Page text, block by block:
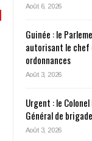
Août 6, 2026
Guinée : le
autorisant le chef
ordonnances
Août 3, 2026
Urgent : le
Général de brigade
Août 3, 2026